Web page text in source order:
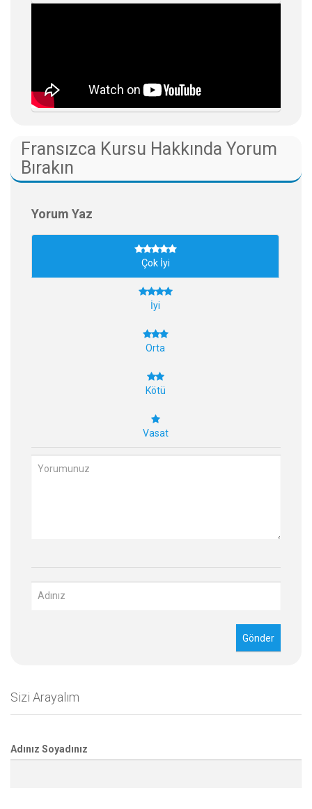
Fransızca Kursu Hakkında Yorum
Bırakın
Yorum Yaz
Çok İyi
İyi
Orta
Kötü
Vasat
Sizi Arayalım
Adınız Soyadınız